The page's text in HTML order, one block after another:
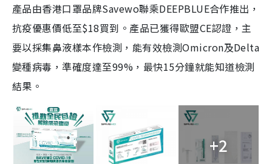
產品由香港口罩品牌Savewo聯乘DEEPBLUE合作推出，
抗疫優惠價低至$18買到。產品已獲得歐盟CE認證，主
要以採集鼻液樣本作檢測，能有效檢測Omicron及Delta
變種病毒，準確度達至99%，最快15分鐘就能知道檢測
結果。
+2